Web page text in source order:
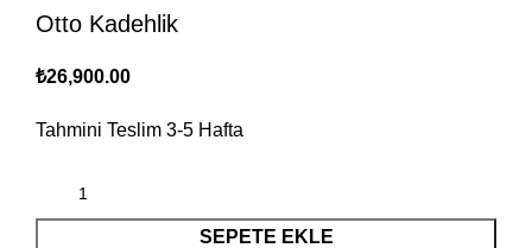
Otto Kadehlik
₺26,900.00
Tahmini Teslim 3-5 Hafta
SEPETE EKLE